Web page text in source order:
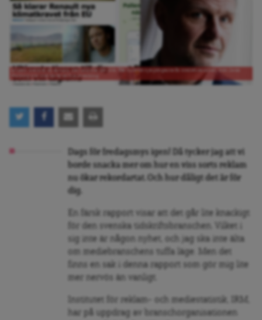
Dags för fredagsmys igen! Då tycker jag att vi
borde snacka mer om hur en viss sorts reklam
nu ökar rekordartat. Och hur dåligt det är för
dig.
En färsk rapport visar att det går lite knackigt
för den svenska tidskriftsbranschen. Vilket i
sig inte är någon nyhet, och jag ska inte älta
om mediebranschens tuffa läge. Men det
finns en sak i denna rapport som gör mig lite
mer nervös än vanligt.
Institutet för reklam- och mediestatistik, IRM,
har på uppdrag av branschorganisationen